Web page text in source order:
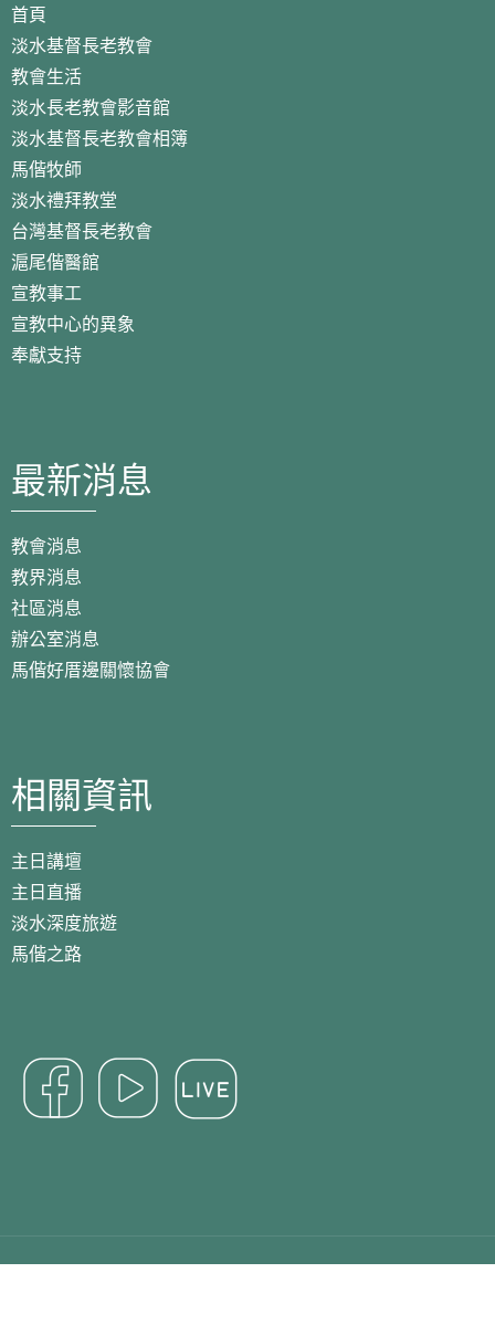
首頁
淡水基督長老教會
教會生活
淡水長老教會影音館
淡水基督長老教會相簿
馬偕牧師
淡水禮拜教堂
台灣基督長老教會
滬尾偕醫館
宣教事工
宣教中心的異象
奉獻支持
最新消息
教會消息
教界消息
社區消息
辦公室消息
馬偕好厝邊關懷協會
相關資訊
主日講壇
主日直播
淡水深度旅遊
馬偕之路